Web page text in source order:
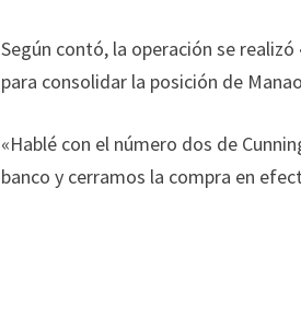
Según contó, la operación se
para consolidar la posición de
«Hablé con el número dos de
banco y cerramos la compra en